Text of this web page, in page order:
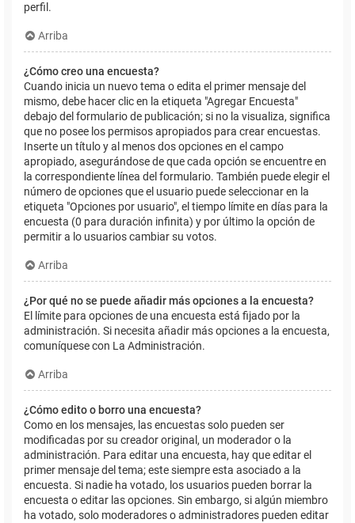
perfil.
Arriba
¿Cómo creo una encuesta?
Cuando inicia un nuevo tema o edita el primer mensaje del
mismo, debe hacer clic en la etiqueta "Agregar Encuesta"
debajo del formulario de publicación; si no la visualiza, significa
que no posee los permisos apropiados para crear encuestas.
Inserte un título y al menos dos opciones en el campo
apropiado, asegurándose de que cada opción se encuentre en
la correspondiente línea del formulario. También puede elegir el
número de opciones que el usuario puede seleccionar en la
etiqueta "Opciones por usuario", el tiempo límite en días para la
encuesta (0 para duración infinita) y por último la opción de
permitir a lo usuarios cambiar su votos.
Arriba
¿Por qué no se puede añadir más opciones a la encuesta?
El límite para opciones de una encuesta está fijado por la
administración. Si necesita añadir más opciones a la encuesta,
comuníquese con La Administración.
Arriba
¿Cómo edito o borro una encuesta?
Como en los mensajes, las encuestas solo pueden ser
modificadas por su creador original, un moderador o la
administración. Para editar una encuesta, hay que editar el
primer mensaje del tema; este siempre esta asociado a la
encuesta. Si nadie ha votado, los usuarios pueden borrar la
encuesta o editar las opciones. Sin embargo, si algún miembro
ha votado, solo moderadores o administradores pueden editar